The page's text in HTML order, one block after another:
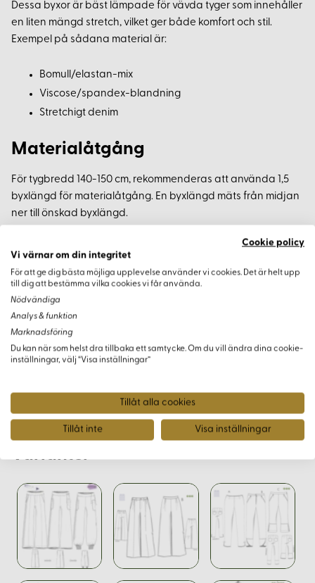
Dessa byxor är bäst lämpade för vävda tyger som innehåller
en liten mängd stretch, vilket ger både komfort och stil.
Exempel på sådana material är:
Bomull/elastan-mix
Viscose/spandex-blandning
Stretchigt denim
Materialåtgång
För tygbredd 140-150 cm, rekommenderas att använda 1,5
byxlängd för materialåtgång. En byxlängd mäts från midjan
ner till önskad byxlängd.
Aktuella Sömnadstrender 2023
Smalare siluetter som dessa byxor erbjuder är fortsatt i fokus
under 2023, med en betoning på mångsidighet och stilrena
linjer. Stretchmaterial fortsätter vara populärt då de
kombinerar komfort och en stilren look. Möjligheten att
anpassa detaljarbetet, som omlott-avslutningar och
dekorativa sömmar, gör dessa byxor till en utmärkt bas i
Varianter
Cookie policy
Vi värnar om din integritet
För att ge dig bästa möjliga upplevelse använder vi cookies. Det är helt upp
till dig att bestämma vilka cookies vi får använda.
Nödvändiga
Analys & funktion
Marknadsföring
Du kan när som helst dra tillbaka ett samtycke. Om du vill ändra dina cookie-
inställningar, välj “Visa inställningar”
Tillåt alla cookies
Tillåt inte Visa inställningar